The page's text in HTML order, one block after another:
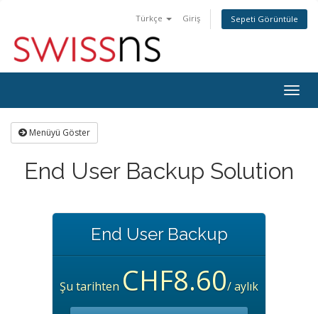
Türkçe Giriş Sepeti Görüntüle
Menüyü Göster
End User Backup Solution
End User Backup
Şu tarihten CHF8.60/ aylık